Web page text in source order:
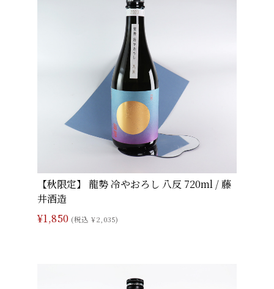
【秋限定】 龍勢 冷やおろし 八反 720ml / 藤
井酒造
¥1,850 (税込 ¥2,035)